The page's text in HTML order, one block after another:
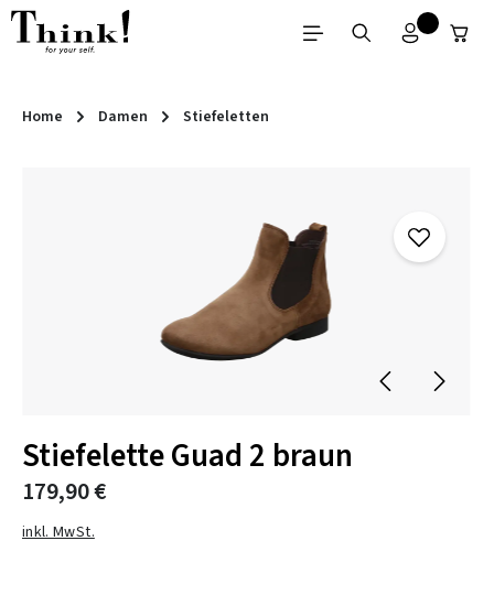
Zum Hauptinhalt springen
Home Damen Stiefeletten
Stiefelette Guad 2 braun
179,90 €
inkl. MwSt.